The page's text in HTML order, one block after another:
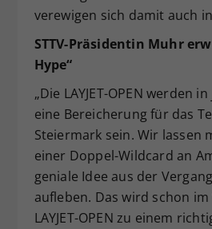
verewigen sich damit auch
STTV-Präsidentin Muhr
Hype“
„Die LAYJET-OPEN werden
eine Bereicherung für das
Steiermark sein. Wir lassen
einer Doppel-Wildcard an
geniale Idee aus der
aufleben. Das wird schon
LAYJET-OPEN zu einem